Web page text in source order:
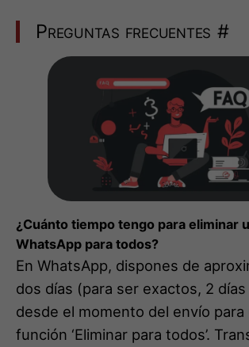
Preguntas frecuentes #
¿Cuánto tiempo tengo para eliminar
WhatsApp para todos?
En WhatsApp, dispones de
dos días (para ser exactos, 2 días
desde el momento del envío para
función ‘Eliminar para todos’.